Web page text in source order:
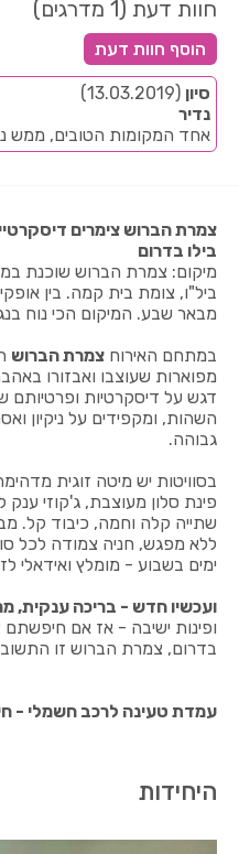
חוות דעת (1 מדרגים)
סיון (13.03.2019)
נדיר
אחד המקומות הטובים, ממש
צמרת הברוש צימרים
בילו בדרום
מיקום: צמרת הברוש שוכנת
מבאר שבע. המיקום הכי נוח
במתחם האירוח צמרת הברוש
מפוארות שעוצבו ואבזורו
דגש על דיסקרטיות
השהות, ומקפידים על ניקיון
גבוהה.
פינת סלון מעוצבת, ג'קוזי
שתייה קלה וחמה, כיבוד קל.
ימים בשבוע - מומלץ ואידאלי
ועכשיו חדש - בריכה ענקית,
ופינות ישיבה - אז אם
בדרום, צמרת הברוש זו
עמדת טעינה לרכב חשמלי -
היחידות